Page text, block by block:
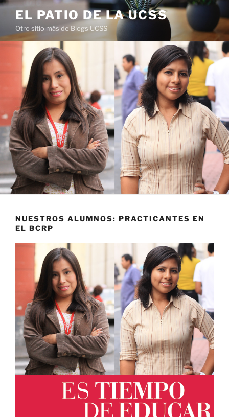
Saltar
contenido
EL PATIO DE LA UCSS
Otro sitio más de Blogs UCSS
NUESTROS ALUMNOS: PRACTICANTES EN
EL BCRP